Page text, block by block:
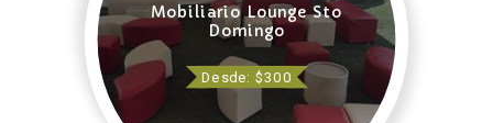
Mobiliario Lounge Sto
Domingo
Desde: $300